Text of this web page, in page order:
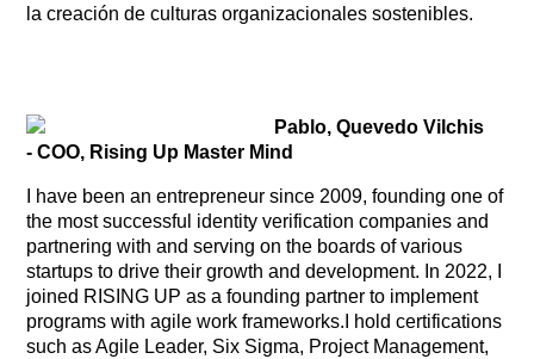
la creación de culturas organizacionales sostenibles.
Pablo, Quevedo Vilchis
- COO, Rising Up Master Mind
I have been an entrepreneur since 2009, founding one of
the most successful identity verification companies and
partnering with and serving on the boards of various
startups to drive their growth and development. In 2022, I
joined RISING UP as a founding partner to implement
programs with agile work frameworks.I hold certifications
such as Agile Leader, Six Sigma, Project Management,